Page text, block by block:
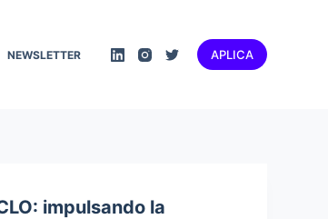
NEWSLETTER APLICA
impulsando la